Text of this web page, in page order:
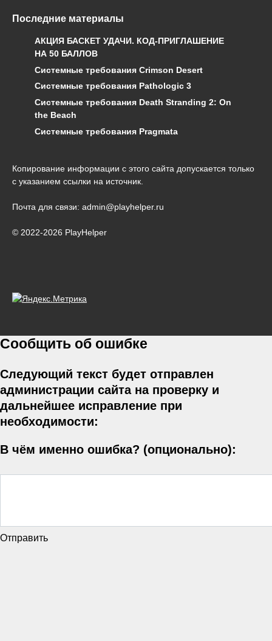
Последние материалы
АКЦИЯ БАСКЕТ УДАЧИ. КОД-ПРИГЛАШЕНИЕ
НА 50 БАЛЛОВ
Системные требования Crimson Desert
Системные требования Pathologic 3
Системные требования Death Stranding 2: On
the Beach
Системные требования Pragmata
Копирование информации с этого сайта допускается только
с указанием ссылки на источник.
Почта для связи: admin@playhelper.ru
© 2022-2026 PlayHelper
Сообщить об ошибке
Следующий текст будет отправлен
администрации сайта на проверку и
дальнейшее исправление при
необходимости:
В чём именно ошибка? (опционально):
Отправить